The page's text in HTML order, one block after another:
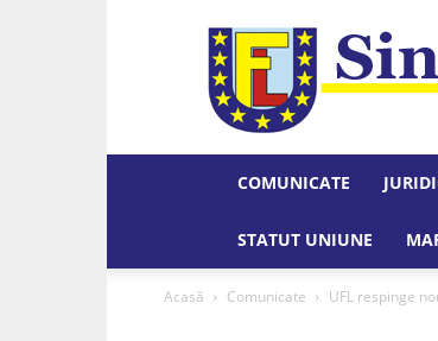
COMUNICATE
STATUT UNIUNE
Acasă Comunicate UFL respinge